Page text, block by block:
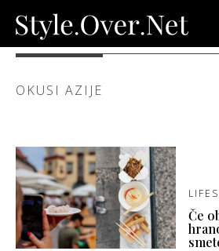
OKUSI AZIJE
Če